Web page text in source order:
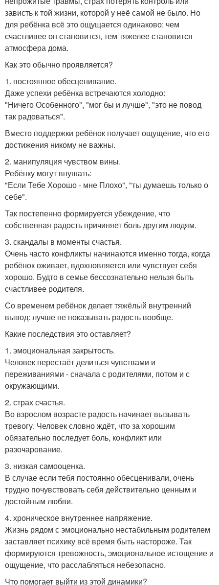
зависть к той жизни, которой у неё самой не было. Но
для ребёнка всё это ощущается одинаково: чем
счастливее он становится, тем тяжелее становится
атмосфера дома.
Как это обычно проявляется?
1. постоянное обесценивание.
Даже успехи ребёнка встречаются холодно:
"Ничего Особенного", "мог бы и лучше", "это не повод
так радоваться".
Вместо поддержки ребёнок получает ощущение, что его
достижения никому не важны.
2. манипуляция чувством вины.
Ребёнку могут внушать:
"Если Тебе Хорошо - мне Плохо", "ты думаешь только о
себе".
Так постепенно формируется убеждение, что
собственная радость причиняет боль другим людям.
3. скандалы в моменты счастья.
Очень часто конфликты начинаются именно тогда, когда
ребёнок оживает, вдохновляется или чувствует себя
хорошо. Будто в семье бессознательно нельзя быть
счастливее родителя.
Со временем ребёнок делает тяжёлый внутренний
вывод: лучше не показывать радость вообще.
Какие последствия это оставляет?
1. эмоциональная закрытость.
Человек перестаёт делиться чувствами и
переживаниями - сначала с родителями, потом и с
окружающими.
2. страх счастья.
Во взрослом возрасте радость начинает вызывать
тревогу. Человек словно ждёт, что за хорошим
обязательно последует боль, конфликт или
разочарование.
3. низкая самооценка.
В случае если тебя постоянно обесценивали, очень
трудно почувствовать себя действительно ценным и
достойным любви.
4. хроническое внутреннее напряжение.
Жизнь рядом с эмоционально нестабильным родителем
заставляет психику всё время быть настороже. Так
формируются тревожность, эмоциональное истощение и
ощущение, что расслабляться небезопасно.
Что помогает выйти из этой динамики?